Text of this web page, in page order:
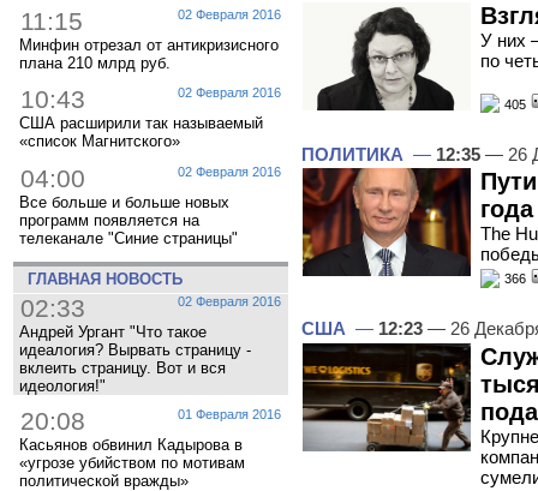
02 Февраля 2016
11:15
Минфин отрезал от антикризисного
плана 210 млрд руб.
02 Февраля 2016
10:43
США расширили так называемый
«список Магнитского»
02 Февраля 2016
04:00
Все больше и больше новых
программ появляется на
телеканале "Синие страницы"
ГЛАВНАЯ НОВОСТЬ
02 Февраля 2016
02:33
Андрей Ургант "Что такое
идеалогия? Вырвать страницу -
вклеить страницу. Вот и вся
идеология!"
01 Февраля 2016
20:08
Касьянов обвинил Кадырова в
«угрозе убийством по мотивам
политической вражды»
У них
по
405
ПОЛИТИКА — 12:35 — 26
года
The
366
США — 12:23 — 26